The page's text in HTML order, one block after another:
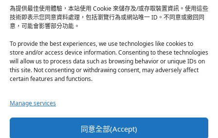
為提供最佳使用體驗，本站使用 Cookie 來儲存及/或存取裝置資訊。使用這些
技術即表示您同意資料處理，包括瀏覽行為或網站唯一 ID。不同意或撤回同
意，可能會影響部分功能。
To provide the best experiences, we use technologies like cookies to
store and/or access device information. Consenting to these technologies
will allow us to process data such as browsing behavior or unique IDs on
this site. Not consenting or withdrawing consent, may adversely affect
certain features and functions.
Manage services
同意全部(Accept)
熱帶魚·2026-06-22
之前看到網路上有人說灰二自私情勒大家陪他圓夢，但
真…
於『強風吹拂』
珊·2026-06-18
第…
於『白領羽球部』